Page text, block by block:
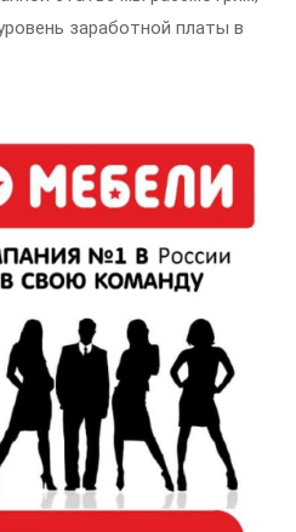
заработной платы в